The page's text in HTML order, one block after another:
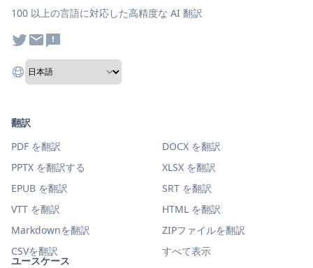
100 以上の言語に対応した高精度な AI 翻訳
ユースケース
翻訳
PDF を翻訳
DOCX を翻訳
PPTX を翻訳する
XLSX を翻訳
EPUB を翻訳
SRT を翻訳
VTT を翻訳
HTML を翻訳
Markdownを翻訳
ZIPファイルを翻訳
CSVを翻訳
すべて表示